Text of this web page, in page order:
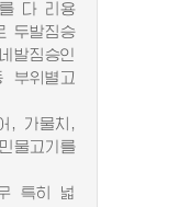
다 리용
두발짐승
발짐승인
부위별고
, 가물치,
물고기를
특히 넓